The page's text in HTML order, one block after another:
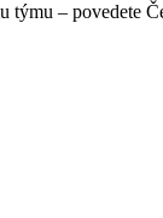
týmu – povedete